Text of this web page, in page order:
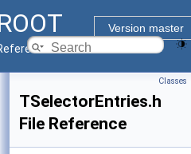
Version master
Guide
Classes
TSelectorEntries.h
File Reference